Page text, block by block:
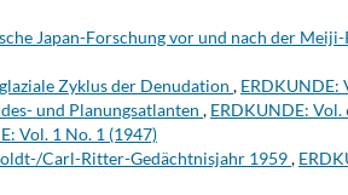
Japan-Forschung vor und nach der
Zyklus der Denudation , ERDKUNDE:
und Planungsatlanten , ERDKUNDE:
Vol. 1 No. 1 (1947)
Carl-Ritter-Gedächtnisjahr 1959,